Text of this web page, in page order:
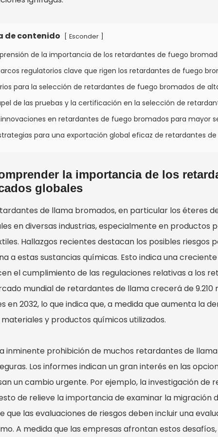
de contenido Esconder
de la importancia de los retardantes de fuego
regulatorios clave que rigen los retardantes de fuego
para la selección de retardantes de fuego bromados de
de las pruebas y la certificación en la selección de
en retardantes de fuego bromados para mayor
para una exportación global eficaz de retardantes
la importancia de los
globales
de llama bromados, en particular los éteres
en diversas industrias, especialmente en productos
Hallazgos recientes destacan los posibles riesgos
a estas sustancias químicas. Esto indica una
el cumplimiento de las regulaciones relativas a los
mundial de retardantes de llama crecerá de 9.210
en 2032, lo que indica que, a medida que aumenta la
materiales y productos químicos utilizados.
inminente prohibición de muchos retardantes de
Los informes indican un gran interés en las
un cambio urgente. Por ejemplo, la investigación
de relieve la importancia de examinar la migración
que las evaluaciones de riesgos deben incluir una
A medida que las empresas afrontan estos